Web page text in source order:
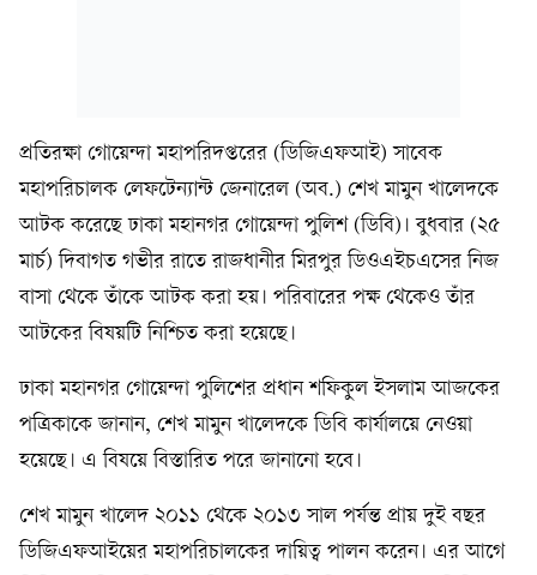
প্রতিরক্ষা গোয়েন্দা মহাপরিদপ্তরের (ডিজিএফআই) সাবেক
মহাপরিচালক লেফটেন্যান্ট জেনারেল (অব.) শেখ মামুন খালেদকে
আটক করেছে ঢাকা মহানগর গোয়েন্দা পুলিশ (ডিবি)। বুধবার (২৫
মার্চ) দিবাগত গভীর রাতে রাজধানীর মিরপুর ডিওএইচএসের নিজ
বাসা থেকে তাঁকে আটক করা হয়। পরিবারের পক্ষ থেকেও তাঁর
আটকের বিষয়টি নিশ্চিত করা হয়েছে।
ঢাকা মহানগর গোয়েন্দা পুলিশের প্রধান শফিকুল ইসলাম আজকের
পত্রিকাকে জানান, শেখ মামুন খালেদকে ডিবি কার্যালয়ে নেওয়া
হয়েছে। এ বিষয়ে বিস্তারিত পরে জানানো হবে।
শেখ মামুন খালেদ ২০১১ থেকে ২০১৩ সাল পর্যন্ত প্রায় দুই বছর
ডিজিএফআইয়ের মহাপরিচালকের দায়িত্ব পালন করেন। এর আগে